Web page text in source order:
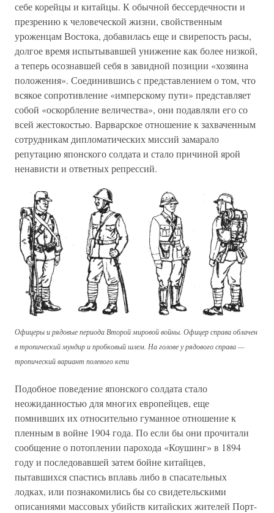
себе корейцы и китайцы. К обычной бессердечности и
презрению к человеческой жизни, свойственным
уроженцам Востока, добавилась еще и свирепость расы,
долгое время испытывавшей унижение как более низкой,
а теперь осознавшей себя в завидной позиции «хозяина
положения». Соединившись с представлением о том, что
всякое сопротивление «имперскому пути» представляет
собой «оскорбление величества», они подавляли его со
всей жестокостью. Варварское отношение к захваченным
сотрудникам дипломатических миссий замарало
репутацию японского солдата и стало причиной ярой
ненависти и ответных репрессий.
Офицеры и рядовые периода Второй мировой войны. Офицер справа облачен
в тропический мундир и пробковый шлем. На голове у рядового справа —
тропический вариант полевого кепи
Подобное поведение японского солдата стало
неожиданностью для многих европейцев, еще
помнивших их относительно гуманное отношение к
пленным в войне 1904 года. По если бы они прочитали
сообщение о потоплении парохода «Коушинг» в 1894
году и последовавшей затем бойне китайцев,
пытавшихся спастись вплавь либо в спасательных
лодках, или познакомились бы со свидетельскими
описаниями массовых убийств китайских жителей Порт-